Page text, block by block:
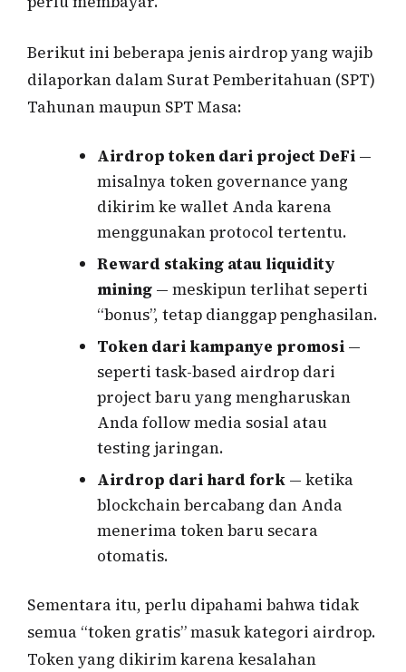
Berikut ini beberapa jenis airdrop yang wajib
dilaporkan dalam Surat Pemberitahuan (SPT)
Tahunan maupun SPT Masa:
Airdrop token dari project DeFi—
misalnya token governance yang
dikirim ke wallet Anda karena
menggunakan protocol tertentu.
Reward staking atau liquidity
mining— meskipun terlihat seperti
“bonus”, tetap dianggap penghasilan.
Token dari kampanye promosi—
seperti task-based airdrop dari
project baru yang mengharuskan
Anda follow media sosial atau
testing jaringan.
Airdrop dari hard fork— ketika
blockchain bercabang dan Anda
menerima token baru secara
otomatis.
Sementara itu, perlu dipahami bahwa tidak
semua “token gratis” masuk kategori airdrop.
Token yang dikirim karena kesalahan